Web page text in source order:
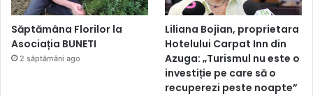
Săptămâna Florilor la
Asociația BUNETI
2 săptămâni ago
Liliana Bojian, proprietara
Hotelului Carpat Inn din
Azuga: „Turismul nu este o
investiție pe care să o
recuperezi peste noapte”